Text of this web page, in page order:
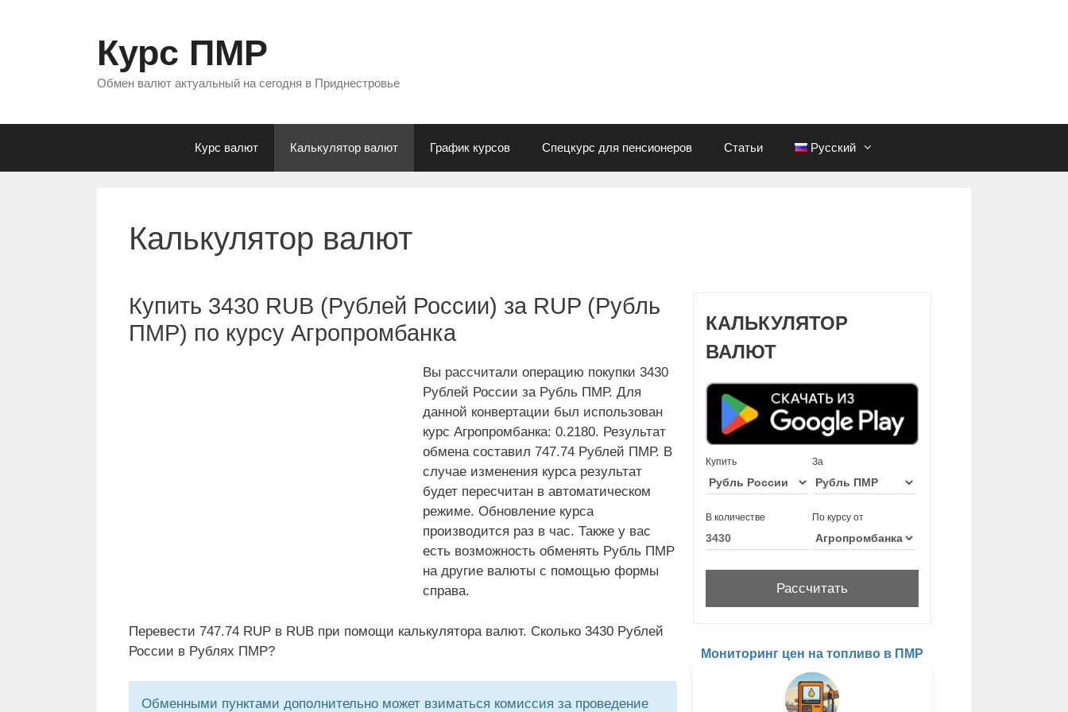
Курс ПМР
Обмен валют актуальный на сегодня в Приднестровье
Курс валют Калькулятор валют График курсов Спецкурс для пенсионеров Статьи Русский
Калькулятор валют
Купить 3430 RUB (Рублей России) за RUP (Рубль
ПМР) по курсу Агропромбанка
Вы рассчитали операцию покупки 3430
Рублей России за Рубль ПМР. Для
данной конвертации был использован
курс Агропромбанка: 0.2180. Результат
обмена составил 747.74 Рублей ПМР. В
случае изменения курса результат
будет пересчитан в автоматическом
режиме. Обновление курса
производится раз в час. Также у вас
есть возможность обменять Рубль ПМР
на другие валюты с помощью формы
справа.
Перевести 747.74 RUP в RUB при помощи калькулятора валют. Сколько 3430 Рублей
России в Рублях ПМР?
Обменными пунктами дополнительно может взиматься комиссия за проведение
КАЛЬКУЛЯТОР
ВАЛЮТ
Купить За
В количестве По курсу от
Мониторинг цен на топливо в ПМР